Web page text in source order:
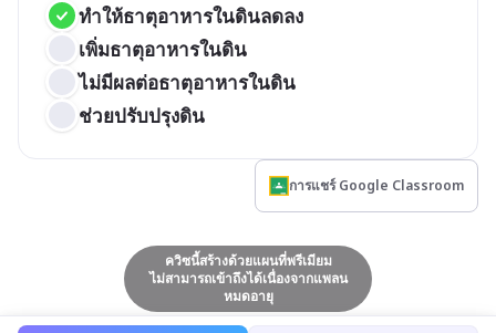
ทำให้ธาตุอาหารในดินลดลง
เพิ่มธาตุอาหารในดิน
ไม่มีผลต่อธาตุอาหารในดิน
ช่วยปรับปรุงดิน
การแชร์ Google Classroom
ควิซนี้สร้างด้วยแผนที่พรีเมียม
ไม่สามารถเข้าถึงได้เนื่องจากแพลน
หมดอายุ